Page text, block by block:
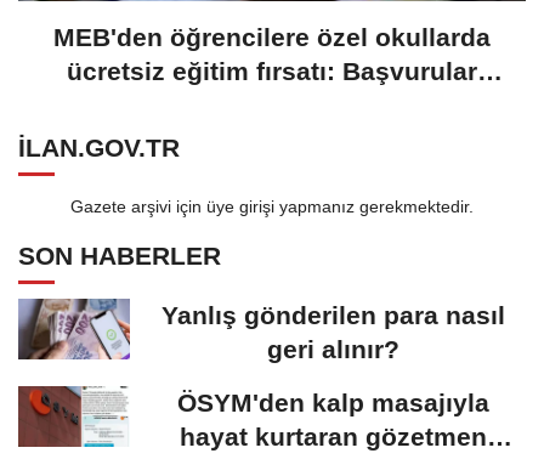
MEB'den öğrencilere özel okullarda
ücretsiz eğitim fırsatı: Başvurular
ILAN.GOV.TR
Gazete arşivi için üye girişi yapmanız gerekmektedir.
SON HABERLER
Yanlış gönderilen para nasıl
geri alınır?
ÖSYM'den kalp masajıyla
hayat kurtaran gözetmen